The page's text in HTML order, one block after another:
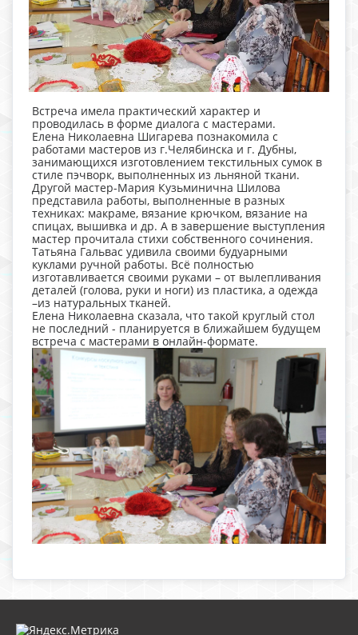
Встреча имела практический характер и
проводилась в форме диалога с мастерами.
Елена Николаевна Шигарева познакомила с
работами мастеров из г.Челябинска и г. Дубны,
занимающихся изготовлением текстильных сумок в
стиле пэчворк, выполненных из льняной ткани.
Другой мастер-Мария Кузьминична Шилова
представила работы, выполненные в разных
техниках: макраме, вязание крючком, вязание на
спицах, вышивка и др. А в завершение выступления
мастер прочитала стихи собственного сочинения.
Татьяна Гальвас удивила своими будуарными
куклами ручной работы. Всё полностью
изготавливается своими руками – от вылепливания
деталей (голова, руки и ноги) из пластика, а одежда
–из натуральных тканей.
Елена Николаевна сказала, что такой круглый стол
не последний - планируется в ближайшем будущем
встреча с мастерами в онлайн-формате.